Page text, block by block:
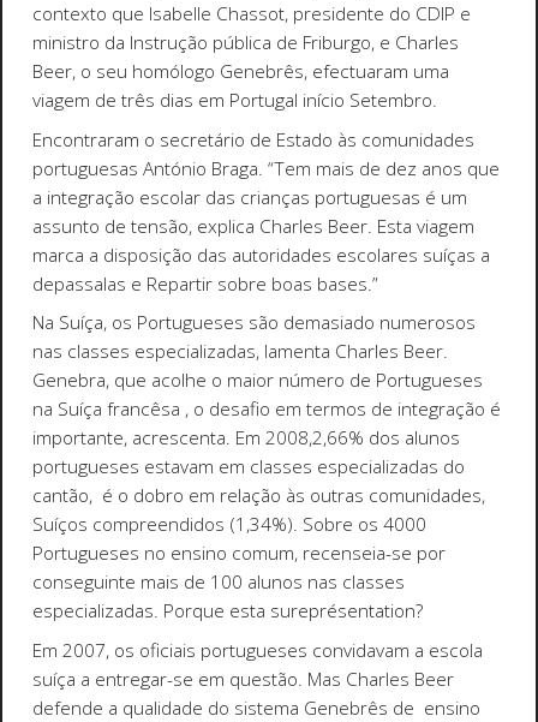
contexto que Isabelle Chassot, presidente do CDIP e
ministro da Instrução pública de Friburgo, e Charles
Beer, o seu homólogo Genebrês, efectuaram uma
viagem de três dias em Portugal início Setembro.
Encontraram o secretário de Estado às comunidades
portuguesas António Braga. “Tem mais de dez anos que
a integração escolar das crianças portuguesas é um
assunto de tensão, explica Charles Beer. Esta viagem
marca a disposição das autoridades escolares suíças a
depassalas e Repartir sobre boas bases.”
Na Suíça, os Portugueses são demasiado numerosos
nas classes especializadas, lamenta Charles Beer.
Genebra, que acolhe o maior número de Portugueses
na Suíça francêsa , o desafio em termos de integração é
importante, acrescenta. Em 2008,2,66% dos alunos
portugueses estavam em classes especializadas do
cantão, é o dobro em relação às outras comunidades,
Suíços compreendidos (1,34%). Sobre os 4000
Portugueses no ensino comum, recenseia-se por
conseguinte mais de 100 alunos nas classes
especializadas. Porque esta sureprésentation?
Em 2007, os oficiais portugueses convidavam a escola
suíça a entregar-se em questão. Mas Charles Beer
defende a qualidade do sistema Genebrês de ensino